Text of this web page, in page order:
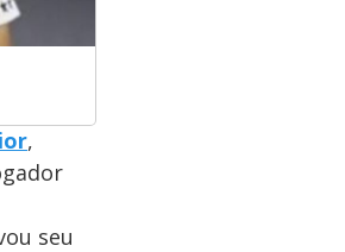
,
seu